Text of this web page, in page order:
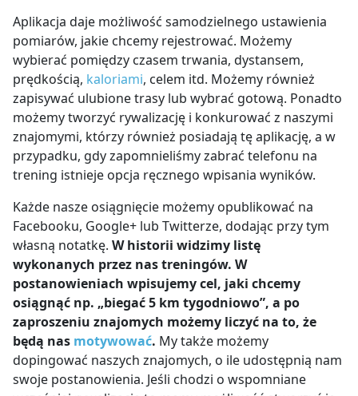
Aplikacja daje możliwość samodzielnego ustawienia
pomiarów, jakie chcemy rejestrować. Możemy
wybierać pomiędzy czasem trwania, dystansem,
prędkością, kaloriami, celem itd. Możemy również
zapisywać ulubione trasy lub wybrać gotową. Ponadto
możemy tworzyć rywalizację i konkurować z naszymi
znajomymi, którzy również posiadają tę aplikację, a w
przypadku, gdy zapomnieliśmy zabrać telefonu na
trening istnieje opcja ręcznego wpisania wyników.
Każde nasze osiągnięcie możemy opublikować na
Facebooku, Google+ lub Twitterze, dodając przy tym
własną notatkę. Whistorii widzimy listę
wykonanych przez nas treningów. W
postanowieniach wpisujemy cel, jaki chcemy
osiągnąć np. „biegać 5 km tygodniowo”, a po
zaproszeniu znajomych możemy liczyć na to, że
będą nas motywować. My także możemy
dopingować naszych znajomych, o ile udostępnią nam
swoje postanowienia. Jeśli chodzi o wspomniane